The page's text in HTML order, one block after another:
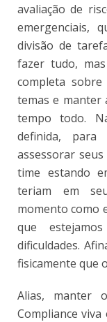
avaliação de
emergenciais,
divisão de
fazer tudo,
completa
temas e manter
tempo todo.
definida,
assessorar
time estando
teriam em
momento como
que
dificuldades.
fisicamente que
Alias, manter
Compliance